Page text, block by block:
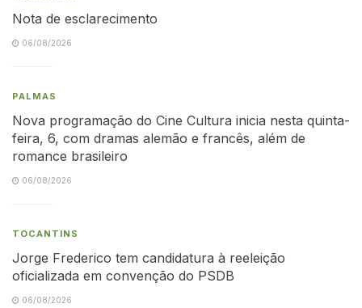
Nota de esclarecimento
06/08/2026
PALMAS
Nova programação do Cine Cultura inicia nesta quinta-
feira, 6, com dramas alemão e francês, além de
romance brasileiro
06/08/2026
TOCANTINS
Jorge Frederico tem candidatura à reeleição
oficializada em convenção do PSDB
06/08/2026